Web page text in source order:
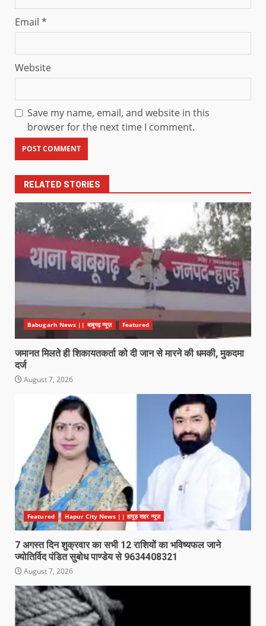
Email *
Website
Save my name, email, and website in this
browser for the next time I comment.
RELATED STORIES
Babugarh News || बाबूगढ़ न्यूज़ Featured
जमानत मिलते ही शिकायतकर्ता को दी जान से मारने की धमकी, मुकदमा
दर्ज
August 7, 2026
Featured Hapur City News || हापुड़ शहर न्यूज़
7 अगस्त दिन शुक्रवार का सभी 12 राशियों का भविष्यफल जाने
ज्योतिर्विद पंडित सुबोध पाण्डेय से 9634408321
August 7, 2026